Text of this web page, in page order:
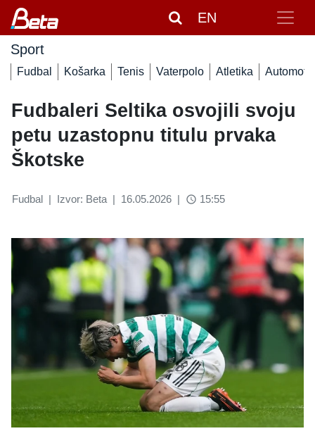
EN
Sport
Fudbal Košarka Tenis Vaterpolo Atletika Automoto
Fudbaleri Seltika osvojili svoju
petu uzastopnu titulu prvaka
Škotske
Fudbal | Izvor: Beta | 16.05.2026 | access_time 15:55